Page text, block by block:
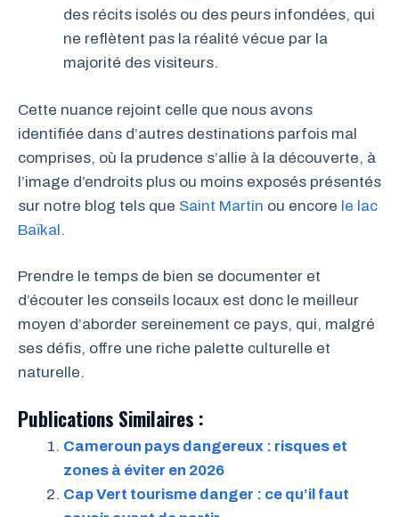
des récits isolés ou des peurs infondées, qui
ne reflètent pas la réalité vécue par la
majorité des visiteurs.
Cette nuance rejoint celle que nous avons
identifiée dans d’autres destinations parfois mal
comprises, où la prudence s’allie à la découverte, à
l’image d’endroits plus ou moins exposés présentés
sur notre blog tels que Saint Martin ou encore le lac
Baïkal.
Prendre le temps de bien se documenter et
d’écouter les conseils locaux est donc le meilleur
moyen d’aborder sereinement ce pays, qui, malgré
ses défis, offre une riche palette culturelle et
naturelle.
Publications Similaires :
Cameroun pays dangereux : risques et
zones à éviter en 2026
Cap Vert tourisme danger : ce qu’il faut